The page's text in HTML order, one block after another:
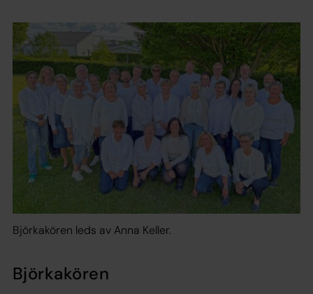
Björkakören leds av Anna Keller.
Björkakören